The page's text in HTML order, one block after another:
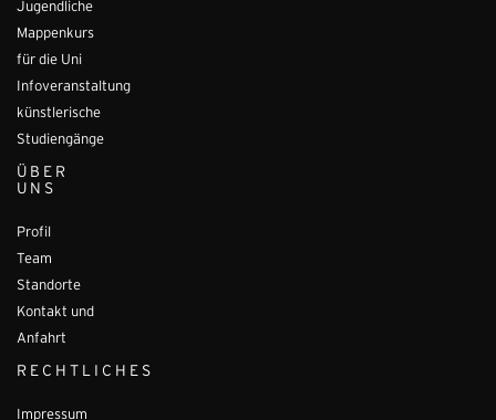
Jugendliche
Mappenkurs
für die Uni
Infoveranstaltung
künstlerische
Studiengänge
ÜBER
UNS
Profil
Team
Standorte
Kontakt und
Anfahrt
RECHTLICHES
Impressum